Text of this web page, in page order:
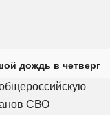
дождь в четверг